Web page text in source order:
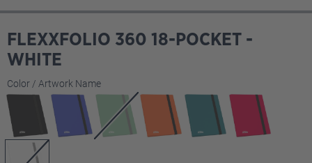
FLEXXFOLIO 360 18-POCKET -
WHITE
Sélectionnez
Color / Artwork Name